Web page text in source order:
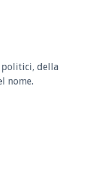
politici, della
nome.